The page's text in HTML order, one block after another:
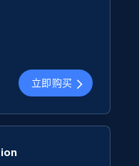
立即购买